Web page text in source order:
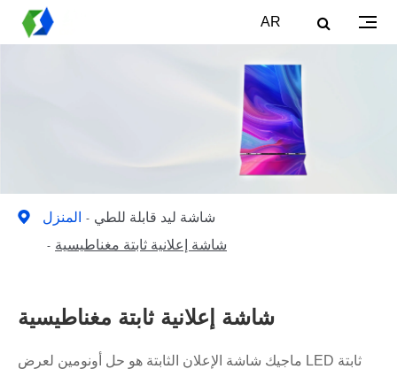
AR
المنزل
شاشة ليد قابلة للطي
شاشة إعلانية ثابتة مغناطيسية
شاشة إعلانية ثابتة مغناطيسية
ماجيك شاشة الإعلان الثابتة هو حل أونومين لعرض LED ثابتة